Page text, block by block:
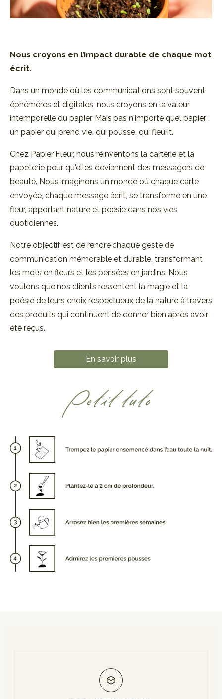
Nous croyons en l’impact durable de chaque mot
écrit.
Dans un monde où les communications sont souvent
éphémères et digitales, nous croyons en la valeur
intemporelle du papier. Mais pas n'importe quel papier :
un papier qui prend vie, qui pousse, qui fleurit.
Chez Papier Fleur, nous réinventons la carterie et la
papeterie pour qu'elles deviennent des messagers de
beauté. Nous imaginons un monde où chaque carte
envoyée, chaque message écrit, se transforme en une
fleur, apportant nature et poésie dans nos vies
quotidiennes.
Notre objectif est de rendre chaque geste de
communication mémorable et durable, transformant
les mots en fleurs et les pensées en jardins. Nous
voulons que nos clients ressentent la magie et la
poésie de leurs choix respectueux de la nature à travers
des produits qui continuent de donner bien après avoir
été reçus.
En savoir plus
Petit tuto